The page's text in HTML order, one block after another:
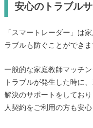
安心のトラブル
「スマートレーダー」は
ラブルも防ぐことができま
一般的な家庭教師マッチ
トラブルが発生した時に
解決のサポートをしてお
人契約をご利用の方も安